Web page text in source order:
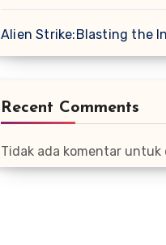
Alien Strike:Blasting the
Recent Comments
Tidak ada komentar untuk